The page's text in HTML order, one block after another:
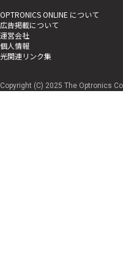
OPTRONICS ONLINE について
広告掲載について
運営会社
個人情報
光関連リンク集
Copyright (C) 2025 The Optronics